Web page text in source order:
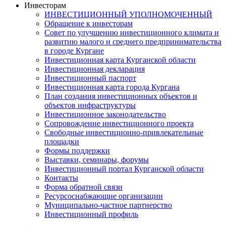
Инвесторам
ИНВЕСТИЦИОННЫЙ УПОЛНОМОЧЕННЫЙ
Обращение к инвесторам
Совет по улучшению инвестиционного климата и
развитию малого и среднего предпринимательства
в городе Кургане
Инвестиционная карта Курганской области
Инвестиционная декларация
Инвестиционный паспорт
Инвестиционная карта города Кургана
План создания инвестиционных объектов и
объектов инфраструктуры
Инвестиционное законодательство
Сопровождение инвестиционного проекта
Свободные инвестиционно-привлекательные
площадки
Формы поддержки
Выставки, семинары, форумы
Инвестиционный портал Курганской области
Контакты
Форма обратной связи
Ресурсоснабжающие организации
Муниципально-частное партнерство
Инвестиционный профиль